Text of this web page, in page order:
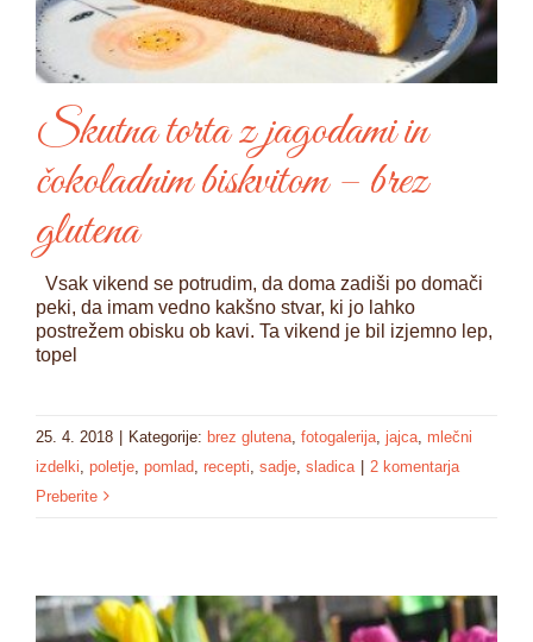
Skutna torta z jagodami in
čokoladnim biskvitom – brez
glutena
Vsak vikend se potrudim, da doma zadiši po domači
peki, da imam vedno kakšno stvar, ki jo lahko
postrežem obisku ob kavi. Ta vikend je bil izjemno lep,
topel
25. 4. 2018 Kategorije: brez glutena fotogalerija jajca mlečni
izdelki poletje pomlad recepti sadje sladica
2 komentarja
Preberite